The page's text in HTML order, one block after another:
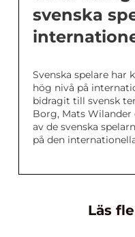
svenska
Svenska spelare har
hög nivå på
bidragit till svensk
Borg, Mats Wilander
av de svenska
på den
Läs